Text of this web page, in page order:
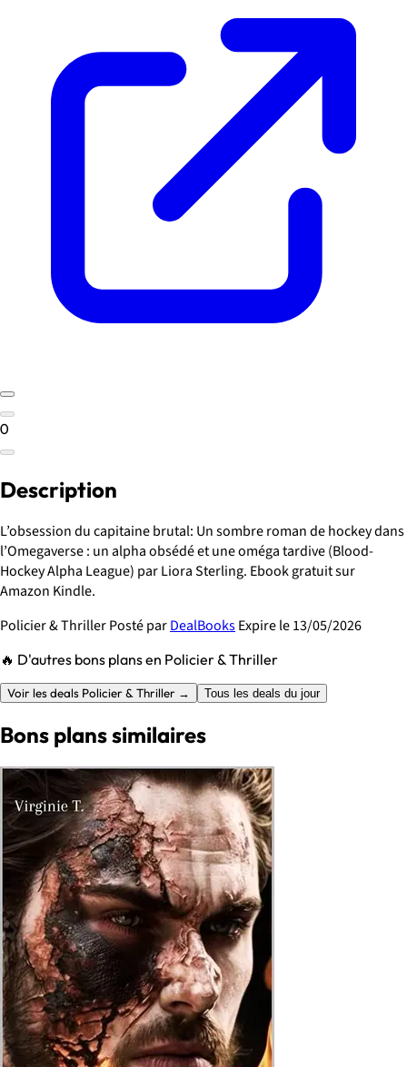
0
Description
L’obsession du capitaine brutal: Un sombre roman de hockey dans
l’Omegaverse : un alpha obsédé et une oméga tardive (Blood-
Hockey Alpha League) par Liora Sterling. Ebook gratuit sur
Amazon Kindle.
Policier & ThrillerPosté parDealBooksExpire le 13/05/2026
🔥 D'autres bons plans en Policier & Thriller
Voir les deals Policier & Thriller → Tous les deals du jour
Bons plans similaires